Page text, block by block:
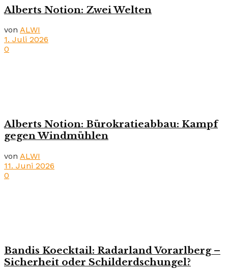
Alberts Notion: Zwei Welten
von ALWI
1. Juli 2026
0
Alberts Notion: Bürokratieabbau: Kampf
gegen Windmühlen
von ALWI
11. Juni 2026
0
Bandis Koecktail: Radarland Vorarlberg –
Sicherheit oder Schilderdschungel?